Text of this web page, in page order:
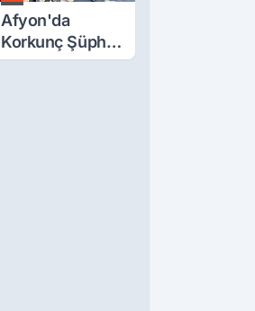
Afyon'da
Korkunç Şüphe!
Düştü Mü,